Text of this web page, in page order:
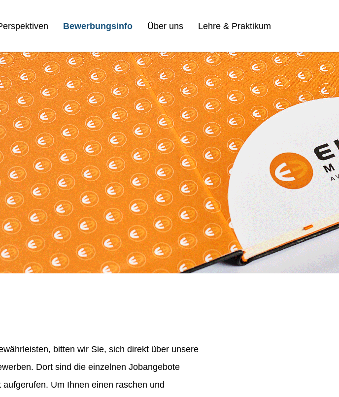
Bewerbungsinfo Über uns Lehre & Praktikum
bitten wir Sie, sich direkt über unsere
Dort sind die einzelnen Jobangebote
Um Ihnen einen raschen und